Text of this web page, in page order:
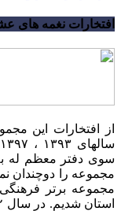
افتخارات نغمه های
از افتخارات این
سوی دفتر معظم له
مجموعه برتر